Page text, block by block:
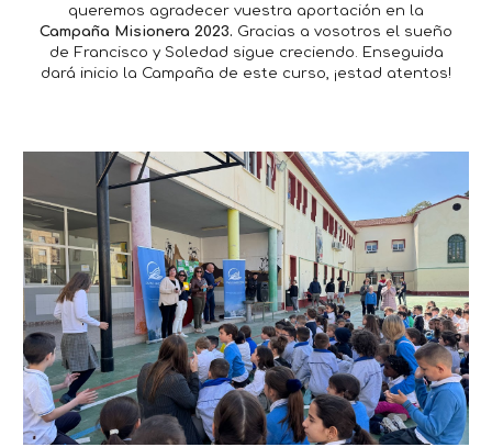
queremos agradecer vuestra aportación en la
Campaña Misionera 2023. Gracias a vosotros el sueño
de Francisco y Soledad sigue creciendo. Enseguida
dará inicio la Campaña de este curso, ¡estad atentos!